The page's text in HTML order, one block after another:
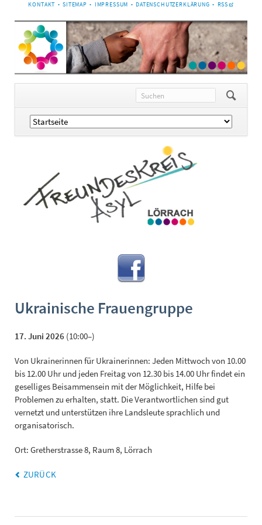
NAVIGATION
KONTAKT SITEMAP IMPRESSUM DATENSCHUTZERKLÄRUNG RSS
Navigation
überspringen
Ukrainische Frauengruppe
17. Juni 2026 (10:00–)
Von Ukrainerinnen für Ukrainerinnen: Jeden Mittwoch von 10.00
bis 12.00 Uhr und jeden Freitag von 12.30 bis 14.00 Uhr findet ein
geselliges Beisammensein mit der Möglichkeit, Hilfe bei
Problemen zu erhalten, statt. Die Verantwortlichen sind gut
vernetzt und unterstützen ihre Landsleute sprachlich und
organisatorisch.
Ort: Gretherstrasse 8, Raum 8, Lörrach
ZURÜCK